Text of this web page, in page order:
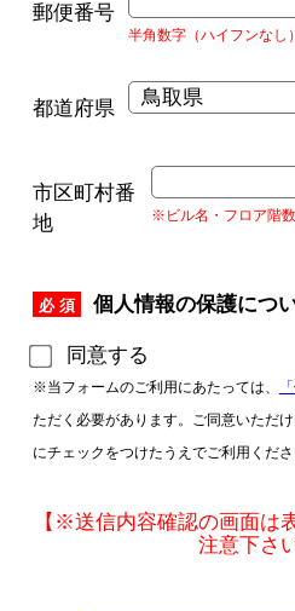
郵便番号
半角数字（ハイフンなし）
都道府県
市区町村番
地
※ビル名・フロア階
必 須 個人情報の保護につ
同意する
※当フォームのご利用にあたっては、
ただく必要があります。ご同意いただ
にチェックをつけたうえでご利用くださ
【※送信内容確認の画面は
注意下さ